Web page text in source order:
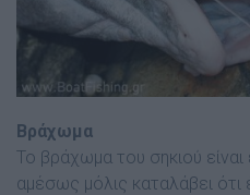
Βράχωµα
Το βράχωµα του σηκιού
αµέσως µόλις καταλάβει ότι